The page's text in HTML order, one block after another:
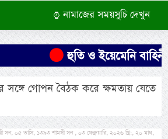
নামাজের সময়সুচি দেখুন
হুতি ও ইয়েমেনি
সঙ্গে গোপন বৈঠক করে ক্ষমতায় যেতে
সন, ০৫ তাসি, ১৩৯৩ শামসী সন , ০৩ ফেব্রুয়ারি, ২০২৬ খ্রি:, ২০ মাঘ,